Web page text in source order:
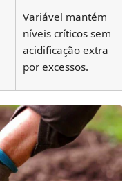
Variável mantém
níveis críticos sem
acidificação extra
por excessos.